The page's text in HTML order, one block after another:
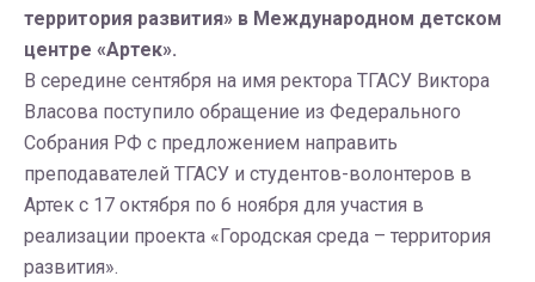
территория развития» в Международном детском
центре «Артек».
В середине сентября на имя ректора ТГАСУ Виктора
Власова поступило обращение из Федерального
Собрания РФ с предложением направить
преподавателей ТГАСУ и студентов-волонтеров в
Артек с 17 октября по 6 ноября для участия в
реализации проекта «Городская среда – территория
развития».